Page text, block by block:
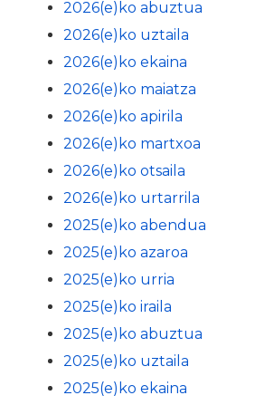
2026(e)ko abuztua
2026(e)ko uztaila
2026(e)ko ekaina
2026(e)ko maiatza
2026(e)ko apirila
2026(e)ko martxoa
2026(e)ko otsaila
2026(e)ko urtarrila
2025(e)ko abendua
2025(e)ko azaroa
2025(e)ko urria
2025(e)ko iraila
2025(e)ko abuztua
2025(e)ko uztaila
2025(e)ko ekaina